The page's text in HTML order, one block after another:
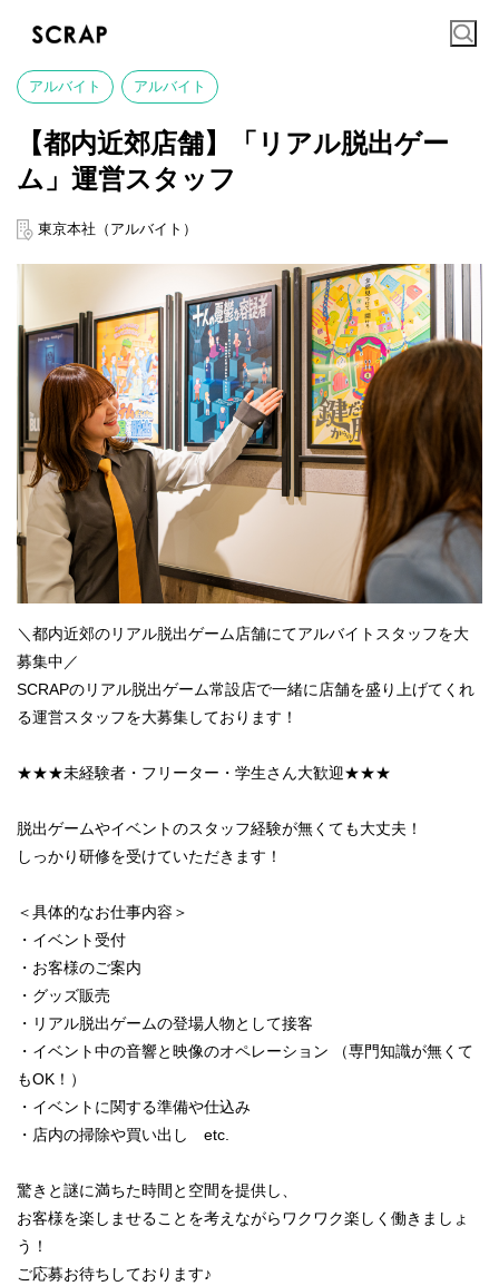
アルバイト アルバイト
【都内近郊店舗】「リアル脱出ゲー
ム」運営スタッフ
東京本社（アルバイト）
＼都内近郊のリアル脱出ゲーム店舗にてアルバイトスタッフを大
募集中／
SCRAPのリアル脱出ゲーム常設店で一緒に店舗を盛り上げてくれ
る運営スタッフを大募集しております！
★★★未経験者・フリーター・学生さん大歓迎★★★
脱出ゲームやイベントのスタッフ経験が無くても大丈夫！
しっかり研修を受けていただきます！
＜具体的なお仕事内容＞
・イベント受付
・お客様のご案内
・グッズ販売
・リアル脱出ゲームの登場人物として接客
・イベント中の音響と映像のオペレーション （専門知識が無くて
もOK！）
・イベントに関する準備や仕込み
・店内の掃除や買い出し etc.
驚きと謎に満ちた時間と空間を提供し、
お客様を楽しませることを考えながらワクワク楽しく働きましょ
う！
ご応募お待ちしております♪